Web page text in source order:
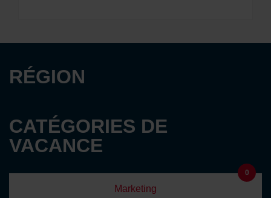
RÉGION
CATÉGORIES DE
VACANCE
Marketing
0